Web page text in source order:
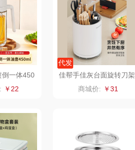
果兹
洁丽雅（代理商）
keep
壶）
WENGER/威戈
倒一体450
JS
￥22
代发
佳帮手佳灰台面旋转刀架
商城价: ￥31